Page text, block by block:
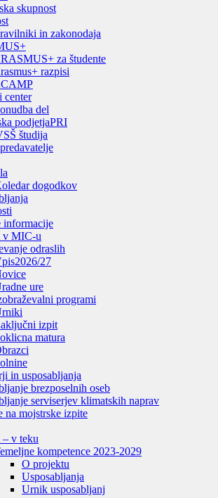
skupnost
in zakonodaja
za študente
razpisi
center
del
podjetjaPRI
študija
dogodkov
informacije
v MIC-u
odraslih
2026/27
ure
programi
izpit
matura
in usposabljanja
brezposelnih oseb
serviserjev klimatskih naprav
na mojstrske izpite
v teku
kompetence 2023-2029
O projektu
Usposabljanja
Urnik usposabljanj